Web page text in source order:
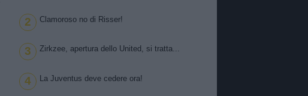
2 Clamoroso no di Risser!
3 Zirkzee, apertura dello United, si tratta...
4 La Juventus deve cedere ora!